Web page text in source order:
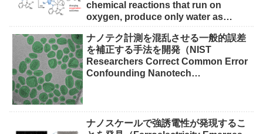
chemical reactions that run on
oxygen, produce only water as
ナノテク計測を混乱させる一般的誤差
を補正する手法を開発（NIST
Researchers Correct Common Error
Confounding Nanotech
ナノスケールで強誘電性が発現するこ